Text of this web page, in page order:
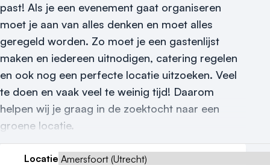
past! Als je een evenement gaat organiseren
moet je aan van alles denken en moet alles
geregeld worden. Zo moet je een gastenlijst
maken en iedereen uitnodigen, catering regelen
en ook nog een perfecte locatie uitzoeken. Veel
te doen en vaak veel te weinig tijd! Daarom
helpen wij je graag in de zoektocht naar een
groene locatie.
Locatie